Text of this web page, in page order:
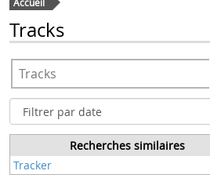
Tracks
Recherches similaires
Tracker